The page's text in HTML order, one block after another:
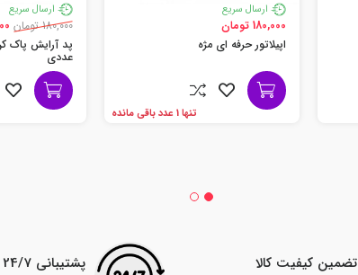
ارسال سریع
180,000 تومان
اپیلاتور حرفه ای مژه
تنها 1 عدد باقی مانده
ارسال سریع
180,000 تومان
عددی
تضمین کیفیت کالا پشتیبانی 24/7